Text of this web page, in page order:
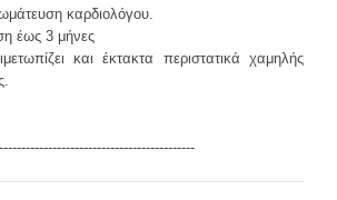
καρδιολόγου.
έως 3 μήνες
και έκτακτα περιστατικά χαμηλής